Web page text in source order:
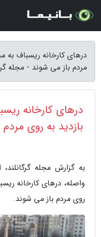
مردم باز می شوند - مجله
بازدید به روی
به گزارش مجله
روی مردم باز می شوند.